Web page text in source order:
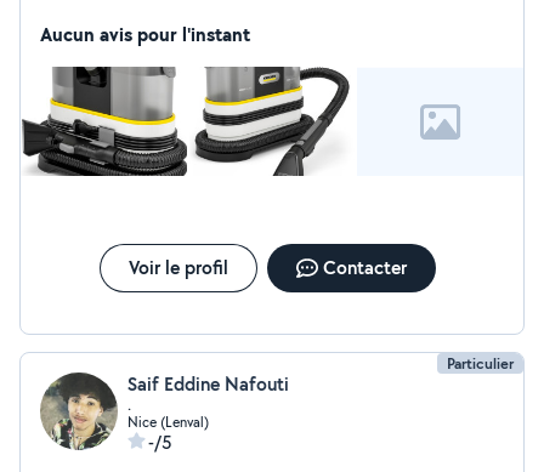
démontage de meuble et déménagement/jardinage/
Aucun avis pour l'instant
Voir le profil Contacter
Particulier
Saif Eddine Nafouti
.
Nice (Lenval)
-/5